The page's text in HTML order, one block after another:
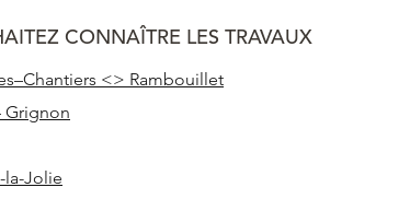
CONNAÎTRE LES TRAVAUX
<> Rambouillet
Grignon
la-Jolie